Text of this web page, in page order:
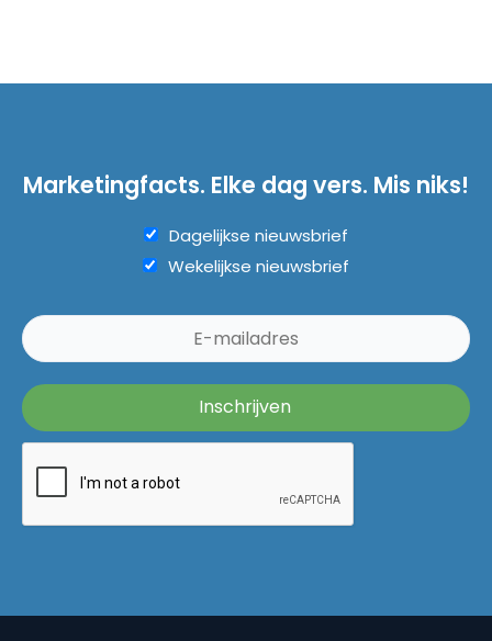
Marketingfacts. Elke dag vers. Mis niks!
Dagelijkse nieuwsbrief
Wekelijkse nieuwsbrief